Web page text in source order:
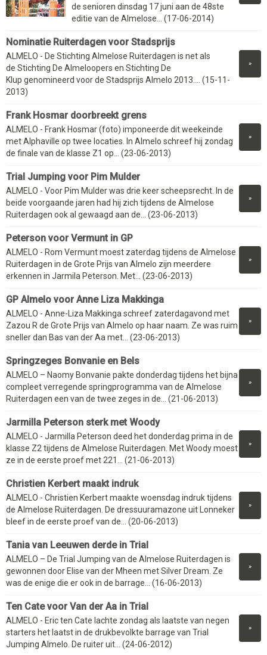
de senioren dinsdag 17 juni aan de 48ste
editie van de Almelose... (17-06-2014)
Nominatie Ruiterdagen voor Stadsprijs
»
ALMELO - De Stichting Almelose Ruiterdagen is net als
de Stichting De Almeloopers en Stichting De
Klup genomineerd voor de Stadsprijs Almelo 2013.... (15-11-
2013)
Frank Hosmar doorbreekt grens
»
ALMELO - Frank Hosmar (foto) imponeerde dit weekeinde
met Alphaville op twee locaties. In Almelo schreef hij zondag
de finale van de klasse Z1 op... (23-06-2013)
Trial Jumping voor Pim Mulder
»
ALMELO - Voor Pim Mulder was drie keer scheepsrecht. In de
beide voorgaande jaren had hij zich tijdens de Almelose
Ruiterdagen ook al gewaagd aan de... (23-06-2013)
Peterson voor Vermunt in GP
»
ALMELO - Rom Vermunt moest zaterdag tijdens de Almelose
Ruiterdagen in de Grote Prijs van Almelo zijn meerdere
erkennen in Jarmila Peterson. Met... (23-06-2013)
GP Almelo voor Anne Liza Makkinga
»
ALMELO - Anne-Liza Makkinga schreef zaterdagavond met
Zazou R de Grote Prijs van Almelo op haar naam. Ze was ruim
sneller dan Bas van der Aa met... (23-06-2013)
Springzeges Bonvanie en Bels
»
ALMELO – Naomy Bonvanie pakte donderdag tijdens het bijna
compleet verregende springprogramma van de Almelose
Ruiterdagen een van de twee zeges in de... (21-06-2013)
Jarmilla Peterson sterk met Woody
»
ALMELO - Jarmilla Peterson deed het donderdag prima in de
klasse Z2 tijdens de Almelose Ruiterdagen. Met Woody moest
ze in de eerste proef met 221... (21-06-2013)
Christien Kerbert maakt indruk
»
ALMELO - Christien Kerbert maakte woensdag indruk tijdens
de Almelose Ruiterdagen. De dressuuramazone uit Lonneker
bleef in de eerste proef van de... (20-06-2013)
Tania van Leeuwen derde in Trial
»
ALMELO – De Trial Jumping van de Almelose Ruiterdagen is
gewonnen door Elise van der Mheen met Silver Dream. Ze
was de enige die er ook in de barrage... (16-06-2013)
Ten Cate voor Van der Aa in Trial
»
ALMELO - Eric ten Cate lachte zondag als laatste van negen
starters het laatst in de drukbevolkte barrage van Trial
Jumping Almelo. De ruiter uit... (24-06-2012)